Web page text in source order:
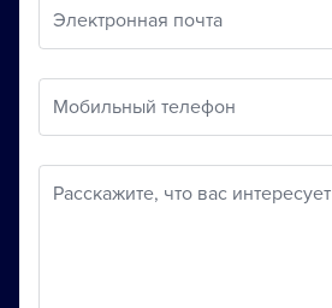
Электронная почта
Мобильный телефон
Расскажите, что вас интересует